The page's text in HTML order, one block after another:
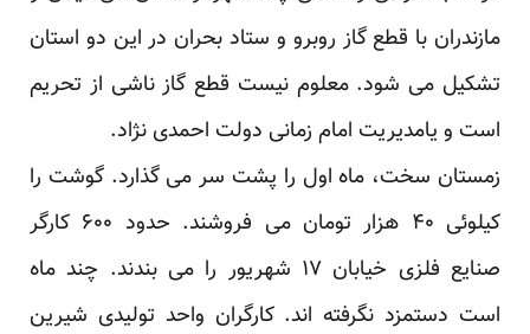
مازندران با قطع گاز روبرو و ستاد بحران در این دو استان
تشکیل می شود. معلوم نیست قطع گاز ناشی از تحریم
است و یامدیریت امام زمانی دولت احمدی نژاد.
زمستان سخت، ماه اول را پشت سر می گذارد. گوشت را
کیلوئی ۴۰ هزار تومان می فروشند. حدود ۶۰۰ کارگر
صنایع فلزی خیابان ۱۷ شهریور را می بندند. چند ماه
است دستمزد نگرفته اند. کارگران واحد تولیدی شیرین